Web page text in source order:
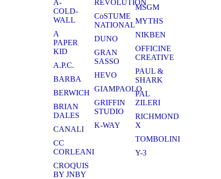
A-
COLD-
WALL
A
PAPER
KID
A.P.C.
BARBA
BERWICH
BRIAN
DALES
CANALI
CC
CORLEANI
CROQUIS
BY JNBY
REVOLUTION
CoSTUME
NATIONAL
DUNO
GRAN
SASSO
HEVO
GIAMPAOLO
GRIFFIN
STUDIO
K-WAY
MSGM
MYTHS
NIKBEN
OFFICINE
CREATIVE
PAUL &
SHARK
PAL
ZILERI
RICHMOND
X
TOMBOLINI
Y-3